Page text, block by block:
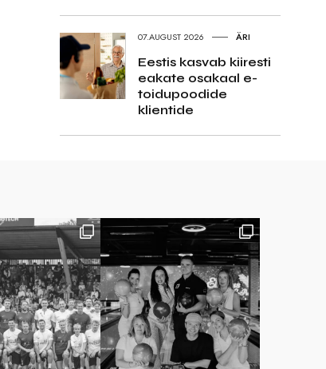
07.AUGUST 2026 ÄRI
Eestis kasvab kiiresti
eakate osakaal e-
toidupoodide
klientide